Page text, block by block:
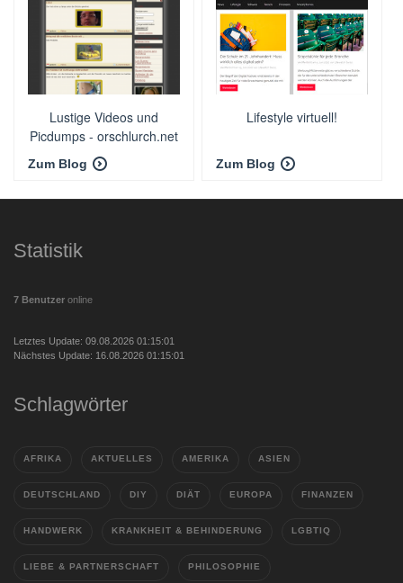
Lustige Videos und
Picdumps - orschlurch.net
Zum Blog
Lifestyle virtuell!
Zum Blog
Statistik
7 Benutzer online
Letztes Update: 09.08.2026 01:15:01
Nächstes Update: 16.08.2026 01:15:01
Schlagwörter
AFRIKA AKTUELLES AMERIKA ASIEN
DEUTSCHLAND DIY DIÄT EUROPA FINANZEN
HANDWERK KRANKHEIT & BEHINDERUNG LGBTIQ
LIEBE & PARTNERSCHAFT PHILOSOPHIE